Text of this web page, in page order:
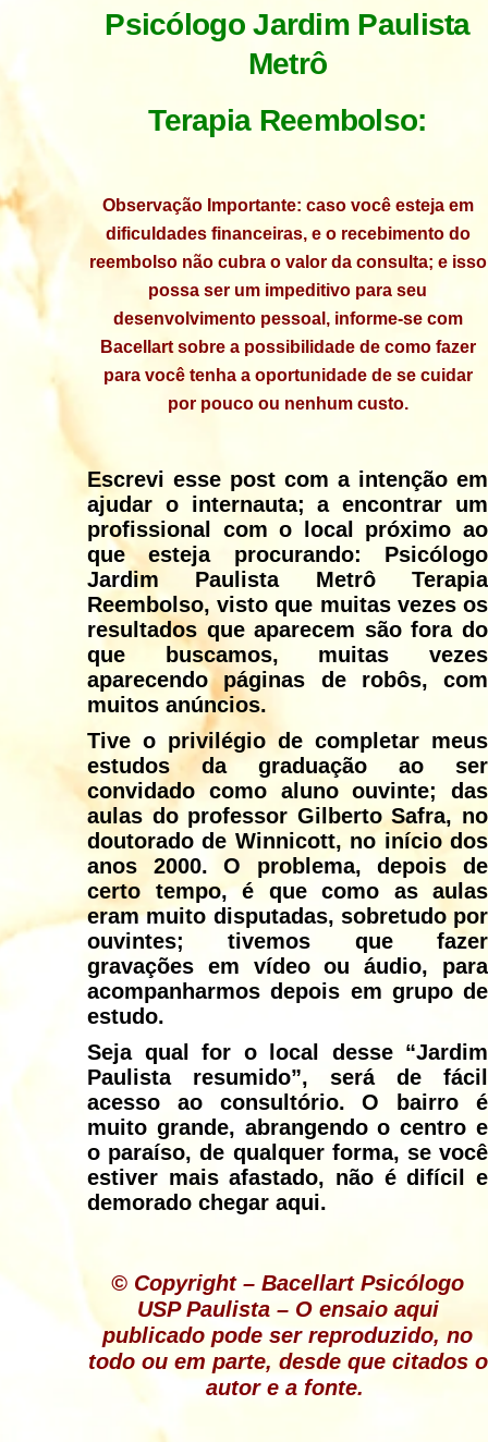
Psicólogo Jardim Paulista
Metrô
Terapia Reembolso:
Observação Importante: caso você esteja em
dificuldades financeiras, e o recebimento do
reembolso não cubra o valor da consulta; e isso
possa ser um impeditivo para seu
desenvolvimento pessoal, informe-se com
Bacellart sobre a possibilidade de como fazer
para você tenha a oportunidade de se cuidar
por pouco ou nenhum custo.
Escrevi esse post com a intenção em
ajudar o internauta; a encontrar um
profissional com o local próximo ao
que esteja procurando: Psicólogo
Jardim Paulista Metrô Terapia
Reembolso, visto que muitas vezes os
resultados que aparecem são fora do
que buscamos, muitas vezes
aparecendo páginas de robôs, com
muitos anúncios.
Tive o privilégio de completar meus
estudos da graduação ao ser
convidado como aluno ouvinte; das
aulas do professor Gilberto Safra, no
doutorado de Winnicott, no início dos
anos 2000. O problema, depois de
certo tempo, é que como as aulas
eram muito disputadas, sobretudo por
ouvintes; tivemos que fazer
gravações em vídeo ou áudio, para
acompanharmos depois em grupo de
estudo.
Seja qual for o local desse “Jardim
Paulista resumido”, será de fácil
acesso ao consultório. O bairro é
muito grande, abrangendo o centro e
o paraíso, de qualquer forma, se você
estiver mais afastado, não é difícil e
demorado chegar aqui.
© Copyright – Bacellart Psicólogo
USP Paulista – O ensaio aqui
publicado pode ser reproduzido, no
todo ou em parte, desde que citados o
autor e a fonte.